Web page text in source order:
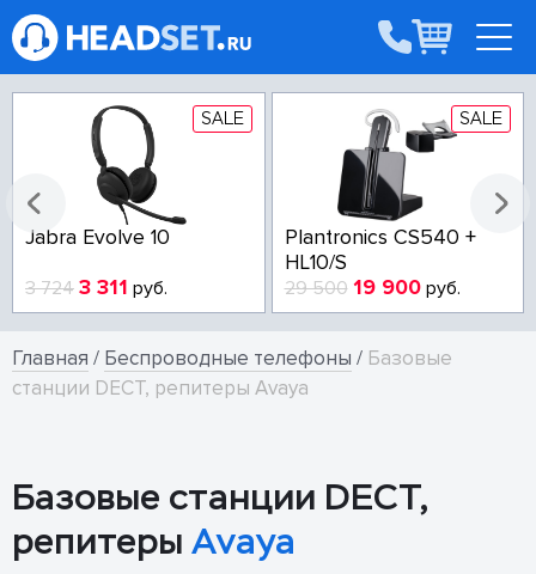
SALE
Jabra Evolve 10
3 724 3 311 руб.
SALE
Plantronics CS540 +
HL10/S
29 500 19 900руб.
Главная / Беспроводные телефоны / Базовые
станции DECT, репитеры Avaya
Базовые станции DECT,
репитеры Avaya